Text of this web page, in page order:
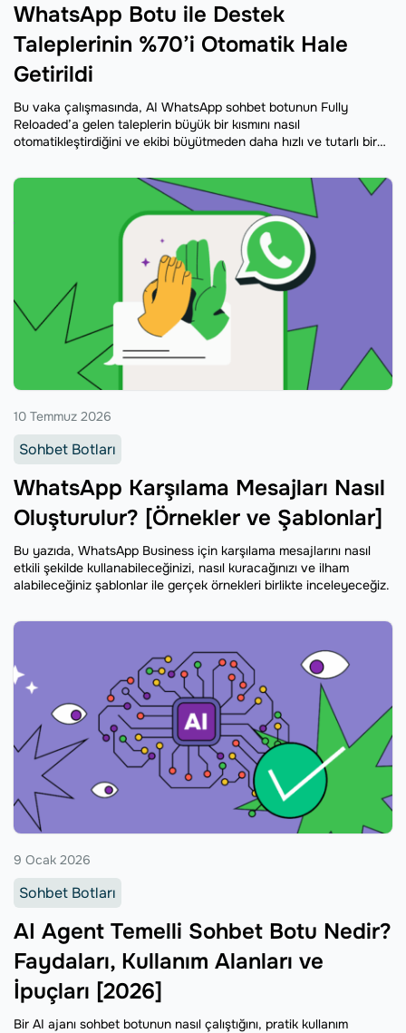
WhatsApp Botu ile Destek
Taleplerinin %70’i Otomatik Hale
Getirildi
Bu vaka çalışmasında, AI WhatsApp sohbet botunun Fully
Reloaded’a gelen taleplerin büyük bir kısmını nasıl
otomatikleştirdiğini ve ekibi büyütmeden daha hızlı ve tutarlı bir
WhatsApp Karşılama Mesajları Nasıl
Oluşturulur? [Örnekler ve Şablonlar]
10 Temmuz 2026
Sohbet Botları
Bu yazıda, WhatsApp Business için karşılama mesajlarını nasıl
etkili şekilde kullanabileceğinizi, nasıl kuracağınızı ve ilham
alabileceğiniz şablonlar ile gerçek örnekleri birlikte inceleyeceğiz.
AI Agent Temelli Sohbet Botu Nedir?
Faydaları, Kullanım Alanları ve
İpuçları [2026]
9 Ocak 2026
Sohbet Botları
Bir AI ajanı sohbet botunun nasıl çalıştığını, pratik kullanım